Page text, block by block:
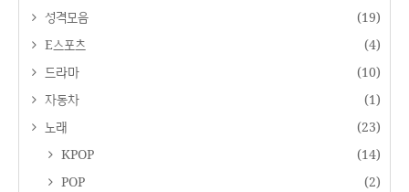
성격모음
(19)
E스포츠
(4)
드라마
(10)
자동차
(1)
노래
(23)
KPOP
(14)
POP
(2)